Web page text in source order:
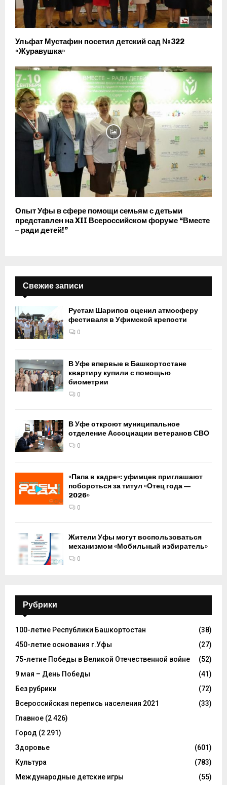
Ульфат Мустафин посетил детский сад №322
«Журавушка»
Опыт Уфы в сфере помощи семьям с детьми
представлен на XII Всероссийском форуме “Вместе
– ради детей!”
Свежие записи
Рустам Шарипов оценил атмосферу
фестиваля в Уфимской крепости
0
В Уфе впервые в Башкортостане
квартиру купили с помощью
биометрии
0
В Уфе откроют муниципальное
отделение Ассоциации ветеранов СВО
0
«Папа в кадре»: уфимцев приглашают
побороться за титул «Отец года —
2026»
0
Жители Уфы могут воспользоваться
механизмом «Мобильный избиратель»
0
Рубрики
100-летие Республики Башкортостан
(38)
450-летие основания г.Уфы
(27)
75-летие Победы в Великой Отечественной войне
(52)
9 мая – День Победы
(41)
Без рубрики
(72)
Всероссийская перепись населения 2021
(33)
Главное (2 426)
Город (2 291)
Здоровье
(601)
Культура
(783)
Международные детские игры
(55)